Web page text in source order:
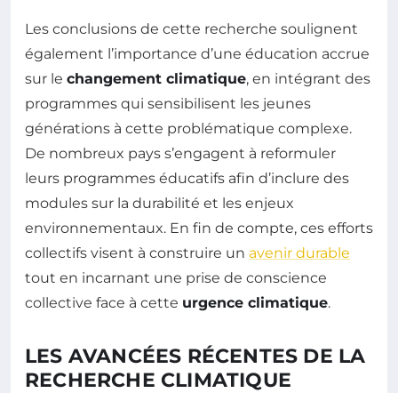
Les conclusions de cette recherche soulignent
également l’importance d’une éducation accrue
sur le changement climatique, en intégrant des
programmes qui sensibilisent les jeunes
générations à cette problématique complexe.
De nombreux pays s’engagent à reformuler
leurs programmes éducatifs afin d’inclure des
modules sur la durabilité et les enjeux
environnementaux. En fin de compte, ces efforts
collectifs visent à construire un avenir durable
tout en incarnant une prise de conscience
collective face à cette urgence climatique.
LES AVANCÉES RÉCENTES DE LA
RECHERCHE CLIMATIQUE